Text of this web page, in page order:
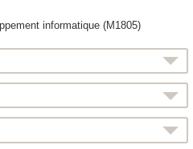
informatique (M1805)